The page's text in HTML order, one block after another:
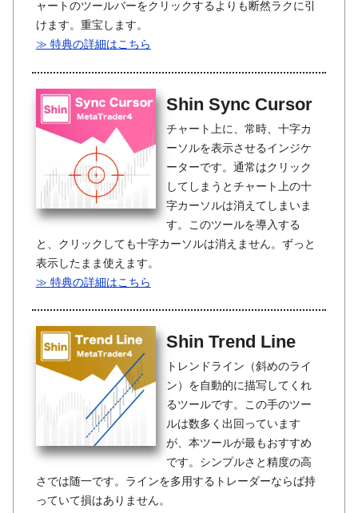
ャートのツールバーをクリックするよりも断然ラクに引
けます。重宝します。
≫ 特典の詳細はこちら
Shin Sync Cursor
チャート上に、常時、十字カ
ーソルを表示させるインジケ
ーターです。通常はクリック
してしまうとチャート上の十
字カーソルは消えてしまいま
す。このツールを導入する
と、クリックしても十字カーソルは消えません。ずっと
表示したまま使えます。
≫ 特典の詳細はこちら
Shin Trend Line
トレンドライン（斜めのライ
ン）を自動的に描写してくれ
るツールです。この手のツー
ルは数多く出回っています
が、本ツールが最もおすすめ
です。シンプルさと精度の高
さでは随一です。ラインを多用するトレーダーならば持
っていて損はありません。